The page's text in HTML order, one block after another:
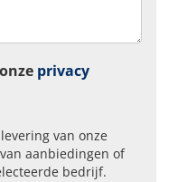
privacy
van onze
aanbiedingen of
bedrijf.